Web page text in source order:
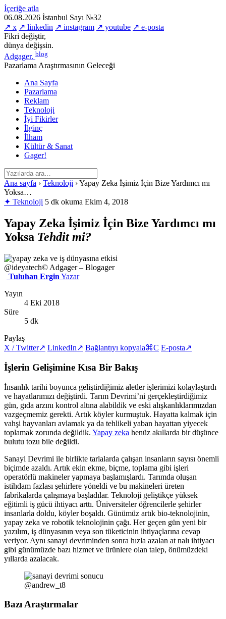
İçeriğe atla
06.08.2026 İstanbul Sayı №32
↗ x ↗ linkedin ↗ instagram ↗ youtube ↗ e-posta
Fikri değiştir,
dünya değişsin.
Adgager. blog
Pazarlama Araştırmasının Geleceği
Ana Sayfa
Pazarlama
Reklam
Teknoloji
İyi Fikirler
İlginç
İlham
Kültür & Sanat
Gager!
Ana sayfa › Teknoloji ›Yapay Zeka İşimiz İçin Bize Yardımcı mı
Yoksa…
✦ Teknoloji 5 dk okuma Ekim 4, 2018
Yapay Zeka İşimiz İçin Bize Yardımcı mı
Yoksa Tehdit mi?
@ideyatech© Adgager – Blogager
Tuluhan Ergin Yazar
Yayın
4 Eki 2018
Süre
5 dk
Paylaş
X / Twitter↗ LinkedIn↗ Bağlantıyı kopyala⌘C E-posta↗
İşlerin Gelişimine Kısa Bir Bakış
İnsanlık tarihi boyunca geliştirdiğimiz aletler işlerimizi kolaylaştırdı
ve hayatlarımızı değiştirdi. Tarım Devrimi’ni gerçekleştirdiğimiz
gün, gıda arzını kontrol altına alabildik ve eski alışkanlıklarımızdan
vazgeçmemiz gerekti. Artık köyler kurmuştuk. Hayatta kalmak için
vahşi hayvanları avlamak ya da tehlikeli yaban hayattan yiyecek
toplamak zorunda değildik. Yapay zeka henüz akıllarda bir düşünce
bulutu tozu bile değildi.
Sanayi Devrimi ile birlikte tarlalarda çalışan insanların sayısı önemli
biçimde azaldı. Artık ekin ekme, biçme, toplama gibi işleri
operatörlü makineler yapmaya başlamışlardı. Tarımda oluşan
istihdam fazlası şehirlere yöneldi ve bu makineleri üreten
fabrikalarda çalışmaya başladılar. Teknoloji geliştikçe yüksek
eğitimli iş gücü ihtiyacı arttı. Üniversiteler öğrencilerle şehirler
insanlarla doldu, köyler boşaldı. Günümüz artık bio-teknolojinin,
yapay zeka ve robotik teknolojinin çağı. Her geçen gün yeni bir
yazılım, iş dünyasının veya son tüketicinin ihtiyaçlarına cevap
veriyor. Aynı sanayi devriminden sonra hızla azalan at nalı ihtiyacı
gibi günümüzde bazı hizmet ve ürünlere olan talep, önümüzdeki
yıllarda azalacak.
@andrew_t8
Bazı Araştırmalar